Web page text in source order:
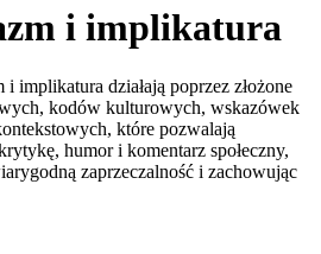
i implikatura
implikatura działają poprzez złożone
kodów kulturowych, wskazówek
które pozwalają
humor i komentarz społeczny,
zaprzeczalność i zachowując